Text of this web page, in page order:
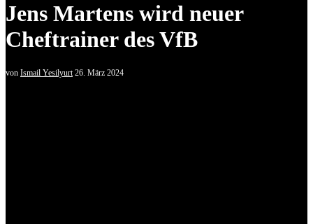
Jens Martens wird neuer
Cheftrainer des VfB
von Ismail Yesilyurt 26. März 2024